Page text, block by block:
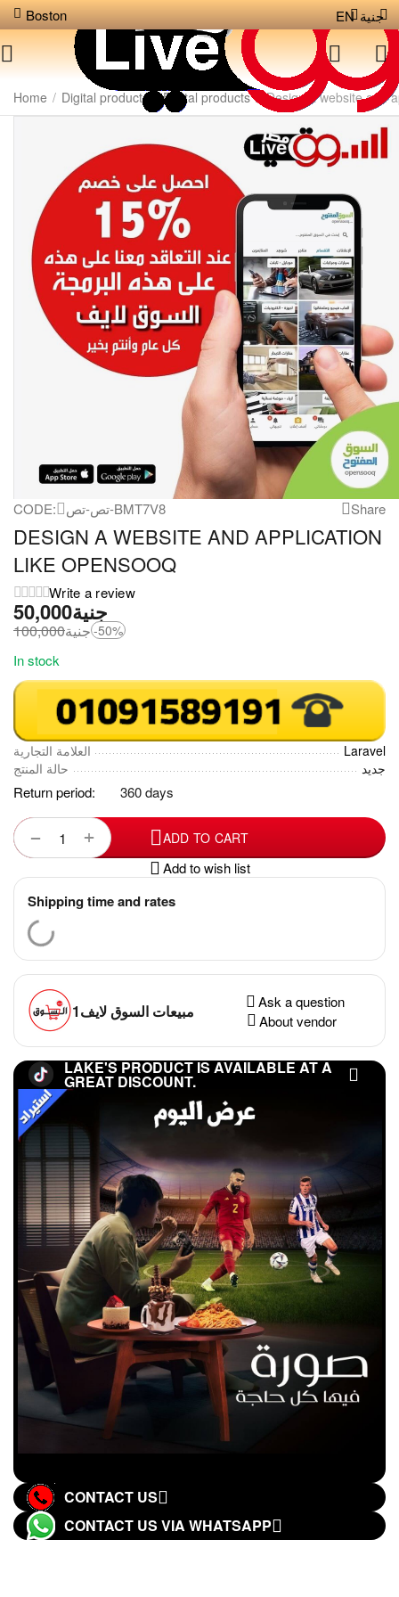
Boston جنية EN
Home / Digital products Digital products / Design a website and
CODE: تص-تص-BMT7V8 Share
DESIGN A WEBSITE AND APPLICATION
LIKE OPENSOOQ
Write a review
جنية50,000
جنية100,000 -50%
In stock
العلامة التجارية
Laravel
حالة المنتج
جديد
Return period: 360 days
+
− ADD TO CART
Add to wish list
Shipping time and rates
مبيعات السوق لايف1
Ask a question
About vendor
LAKE'S PRODUCT IS AVAILABLE AT A
GREAT DISCOUNT.
CONTACT US
CONTACT US VIA WHATSAPP